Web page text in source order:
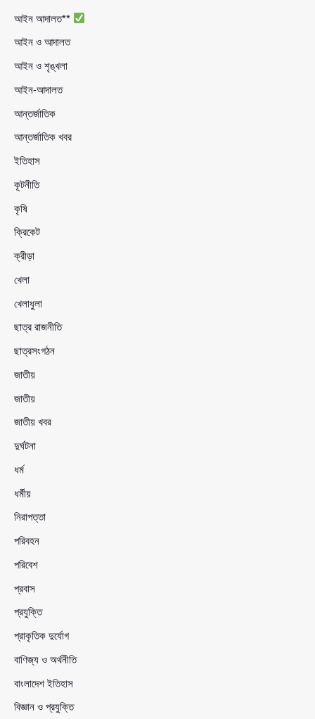
আইন আদালত**
আইন ও আদালত
আইন ও শৃঙ্খলা
আইন-আদালত
আন্তর্জাতিক
আন্তর্জাতিক খবর
ইতিহাস
কূটনীতি
কৃষি
ক্রিকেট
ক্রীড়া
খেলা
খেলাধুলা
ছাত্র রাজনীতি
ছাত্রসংগঠন
জাতীয়
জাতীয়
জাতীয় খবর
দুর্ঘটনা
ধর্ম
ধর্মীয়
নিরাপত্তা
পরিবহন
পরিবেশ
প্রবাস
প্রযুক্তি
প্রাকৃতিক দুর্যোগ
বাণিজ্য ও অর্থনীতি
বাংলাদেশ ইতিহাস
বিজ্ঞান ও প্রযুক্তি